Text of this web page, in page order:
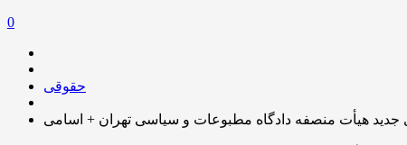
0
حقوقی
جدید هیأت منصفه دادگاه مطبوعات و سیاسی تهران + اسامی